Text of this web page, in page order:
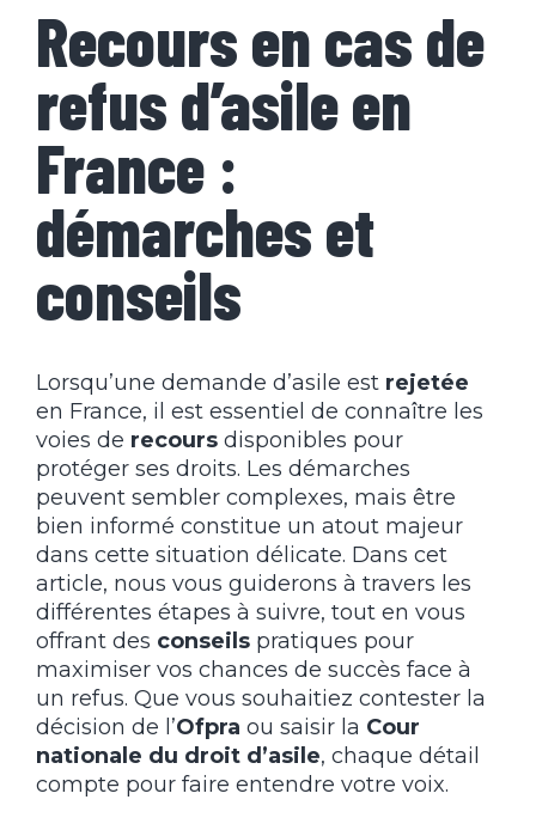
Recours en cas de
refus d’asile en
France :
démarches et
conseils
Lorsqu’une demande d’asile est rejetée
en France, il est essentiel de connaître les
voies de recours disponibles pour
protéger ses droits. Les démarches
peuvent sembler complexes, mais être
bien informé constitue un atout majeur
dans cette situation délicate. Dans cet
article, nous vous guiderons à travers les
différentes étapes à suivre, tout en vous
offrant des conseils pratiques pour
maximiser vos chances de succès face à
un refus. Que vous souhaitiez contester la
décision de l’Ofpra ou saisir la Cour
nationale du droit d’asile, chaque détail
compte pour faire entendre votre voix.